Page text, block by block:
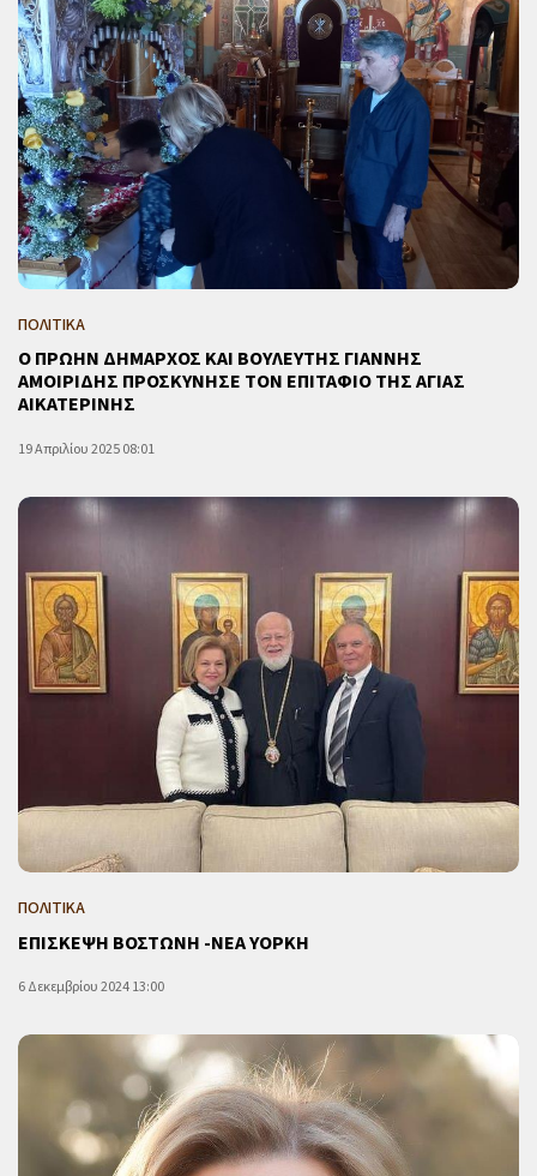
ΠΟΛΙΤΙΚΑ
Ο ΠΡΩΗΝ ΔΗΜΑΡΧΟΣ ΚΑΙ ΒΟΥΛΕΥΤΗΣ ΓΙΑΝΝΗΣ
ΑΜΟΙΡΙΔΗΣ ΠΡΟΣΚΥΝΗΣΕ ΤΟΝ ΕΠΙΤΑΦΙΟ ΤΗΣ ΑΓΙΑΣ
ΑΙΚΑΤΕΡΙΝΗΣ
19 Απριλίου 2025 08:01
ΠΟΛΙΤΙΚΑ
ΕΠΙΣΚΕΨΗ ΒΟΣΤΩΝΗ -ΝΕΑ ΥΟΡΚΗ
6 Δεκεμβρίου 2024 13:00